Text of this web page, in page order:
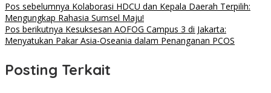
Pos sebelumnya Kolaborasi HDCU dan Kepala Daerah Terpilih:
Mengungkap Rahasia Sumsel Maju!
Pos berikutnya Kesuksesan AOFOG Campus 3 di Jakarta:
Menyatukan Pakar Asia-Oseania dalam Penanganan PCOS
Posting Terkait